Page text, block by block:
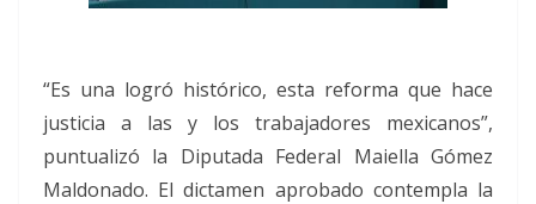
“Es una logró histórico, esta reforma que hace
justicia a las y los trabajadores mexicanos”,
puntualizó la Diputada Federal Maiella Gómez
Maldonado. El dictamen aprobado contempla la